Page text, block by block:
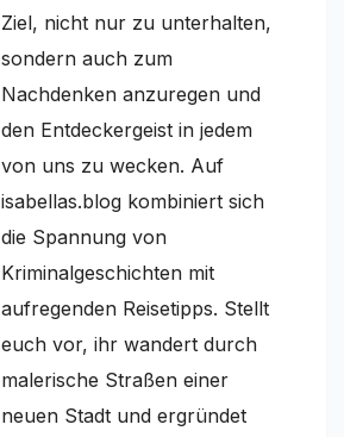
Ziel, nicht nur zu unterhalten,
sondern auch zum
Nachdenken anzuregen und
den Entdeckergeist in jedem
von uns zu wecken. Auf
isabellas.blog kombiniert sich
die Spannung von
Kriminalgeschichten mit
aufregenden Reisetipps. Stellt
euch vor, ihr wandert durch
malerische Straßen einer
neuen Stadt und ergründet